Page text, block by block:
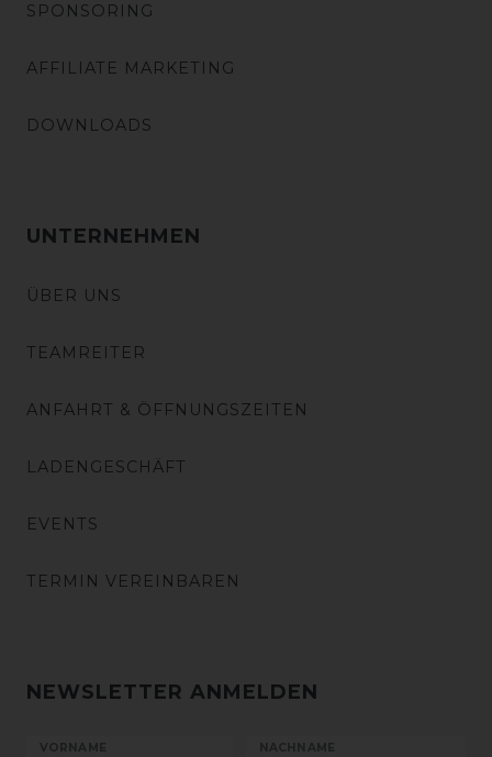
SPONSORING
AFFILIATE MARKETING
DOWNLOADS
UNTERNEHMEN
ÜBER UNS
TEAMREITER
ANFAHRT & ÖFFNUNGSZEITEN
LADENGESCHÄFT
EVENTS
TERMIN VEREINBAREN
NEWSLETTER ANMELDEN
VORNAME NACHNAME